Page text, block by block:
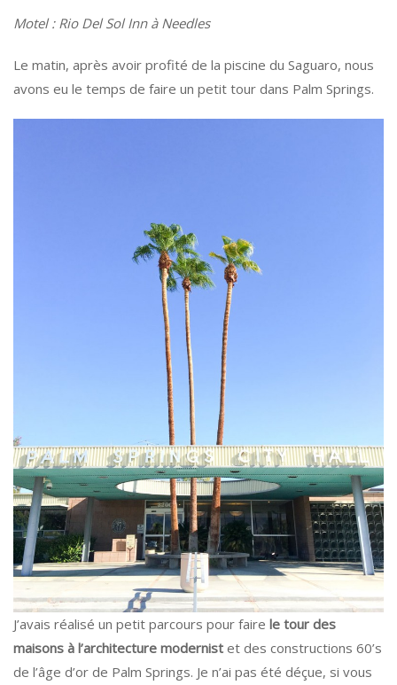
Motel : Rio Del Sol Inn à Needles
Le matin, après avoir profité de la piscine du Saguaro, nous
avons eu le temps de faire un petit tour dans Palm Springs.
J’avais réalisé un petit parcours pour faire le tour des
maisons à l’architecture modernist et des constructions 60’s
de l’âge d’or de Palm Springs. Je n’ai pas été déçue, si vous